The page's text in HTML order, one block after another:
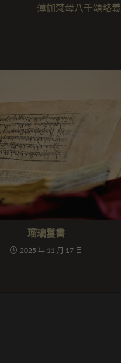
薄伽梵母八千頌略義
瑠璃鬘書
2025 年 11 月 17 日